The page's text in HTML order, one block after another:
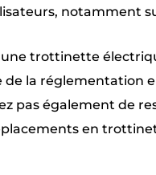
notamment
trottinette
de la réglementation
pas également de
en